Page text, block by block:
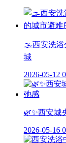
🌫️西安洗浴
城
2026-05-12 0
🌿✨西安城
2026-05-16 0